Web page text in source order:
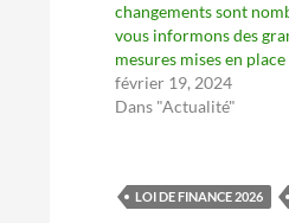
changements sont
vous informons des
mesures mises en place
février 19, 2024
Dans "Actualité"
LOI DE FINANCE 2026